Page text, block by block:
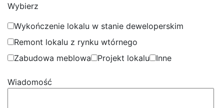
Wybierz
Wykończenie lokalu w stanie deweloperskim
Remont lokalu z rynku wtórnego
Zabudowa meblowa
Projekt lokalu Inne
Wiadomość